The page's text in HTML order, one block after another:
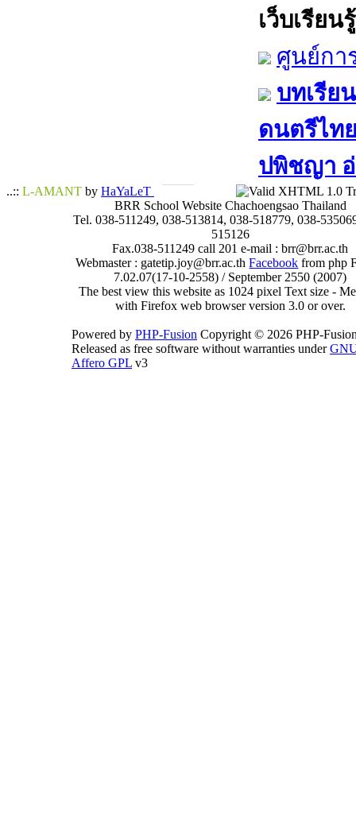
เว็บเรียนรู้
ศูนย์กา
บทเรีย
ดนตรีไท
ปพิชญา​ อ่
..:: L-AMANT by HaYaLeT
BRR School Website Chachoengsao Thailand
Tel. 038-511249, 038-513814, 038-518779, 038-
515126
Fax.038-511249 call 201 e-mail : brr@brr.ac.th
Webmaster : gatetip.joy@brr.ac.thFacebook from php
7.02.07(17-10-2558) / September 2550 (2007)
The best view this website as 1024 pixel Text size -
with Firefox web browser version 3.0 or over.
Powered by PHP-Fusion Copyright © 2026 PHP-
Released as free software without warranties under
Affero GPL v3